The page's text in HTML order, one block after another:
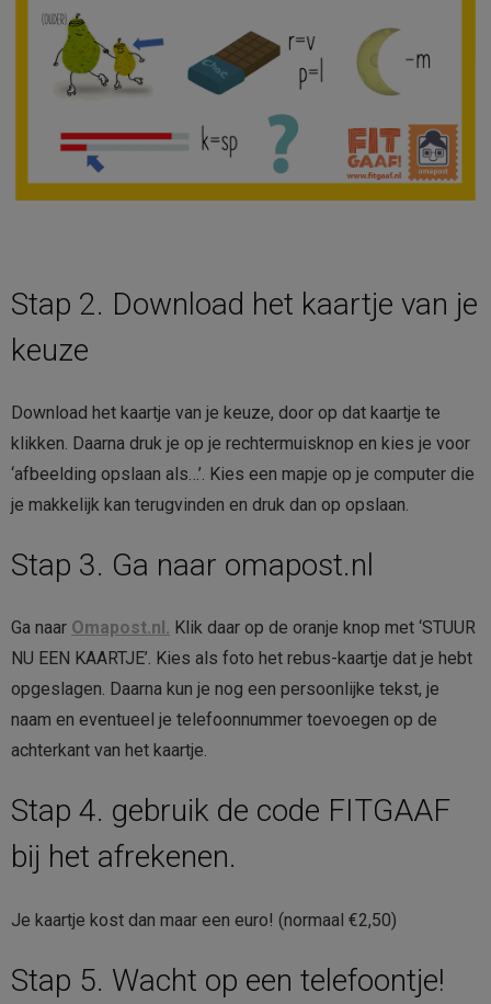
Stap 2. Download het kaartje van je
keuze
Download het kaartje van je keuze, door op dat kaartje te
klikken. Daarna druk je op je rechtermuisknop en kies je voor
‘afbeelding opslaan als…’. Kies een mapje op je computer die
je makkelijk kan terugvinden en druk dan op opslaan.
Stap 3. Ga naar omapost.nl
Ga naar Omapost.nl. Klik daar op de oranje knop met ‘STUUR
NU EEN KAARTJE’. Kies als foto het rebus-kaartje dat je hebt
opgeslagen. Daarna kun je nog een persoonlijke tekst, je
naam en eventueel je telefoonnummer toevoegen op de
achterkant van het kaartje.
Stap 4. gebruik de code FITGAAF
bij het afrekenen.
Je kaartje kost dan maar een euro! (normaal €2,50)
Stap 5. Wacht op een telefoontje!